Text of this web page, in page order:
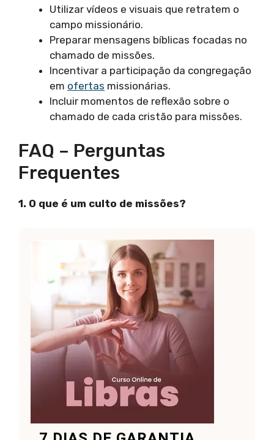
Utilizar vídeos e visuais que retratem o
campo missionário.
Preparar mensagens bíblicas focadas no
chamado de missões.
Incentivar a participação da congregação
em ofertas missionárias.
Incluir momentos de reflexão sobre o
chamado de cada cristão para missões.
FAQ – Perguntas
Frequentes
1. O que é um culto de missões?